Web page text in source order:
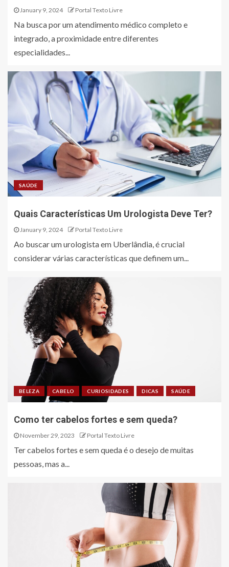
January 9, 2024 Portal Texto Livre
Na busca por um atendimento médico completo e
integrado, a proximidade entre diferentes
especialidades...
SAÚDE
Quais Características Um Urologista Deve Ter?
January 9, 2024 Portal Texto Livre
Ao buscar um urologista em Uberlândia, é crucial
considerar várias características que definem um...
BELEZA CABELO CURIOSIDADES DICAS SAÚDE
Como ter cabelos fortes e sem queda?
November 29, 2023 Portal Texto Livre
Ter cabelos fortes e sem queda é o desejo de muitas
pessoas, mas a...